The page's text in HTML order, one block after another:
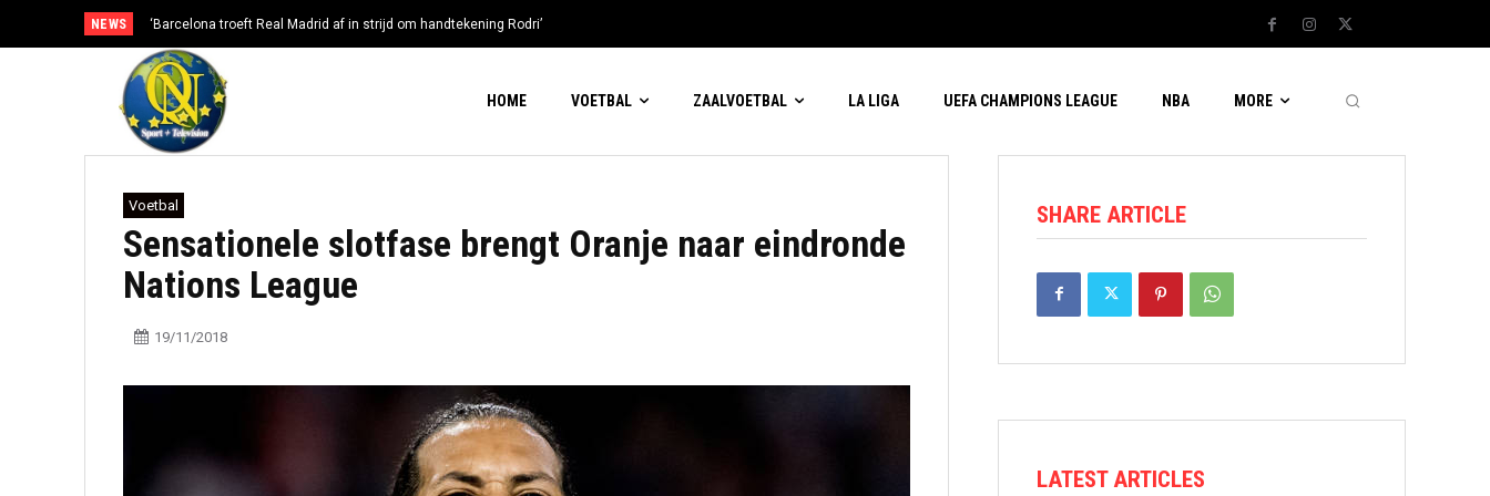
NEWS ‘Barcelona troeft Real Madrid af in strijd om handtekening Rodri’
HOME VOETBAL ZAALVOETBAL LA LIGA UEFA CHAMPIONS LEAGUE NBA MORE
Voetbal
Sensationele slotfase brengt Oranje naar eindronde
Nations League
19/11/2018
SHARE ARTICLE
LATEST ARTICLES